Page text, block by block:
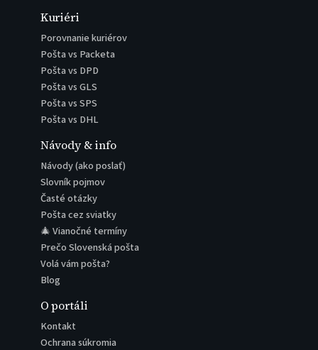
Kuriéri
Porovnanie kuriérov
Pošta vs Packeta
Pošta vs DPD
Pošta vs GLS
Pošta vs SPS
Pošta vs DHL
Návody & info
Návody (ako poslať)
Slovník pojmov
Časté otázky
Pošta cez sviatky
🎄 Vianočné termíny
Prečo Slovenská pošta
Volá vám pošta?
Blog
O portáli
Kontakt
Ochrana súkromia